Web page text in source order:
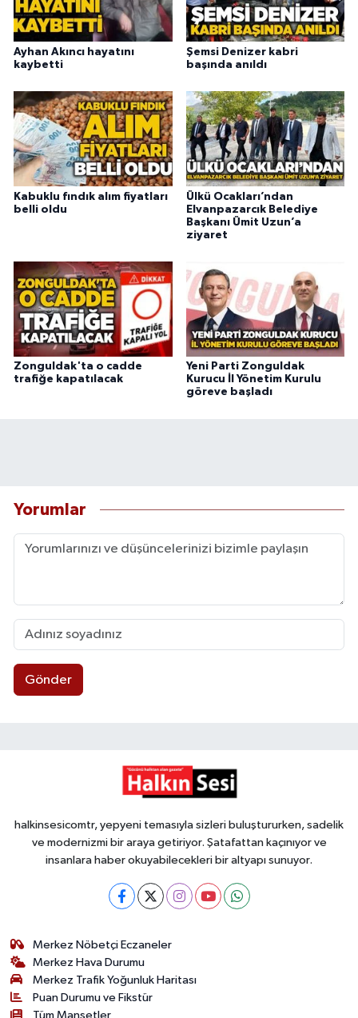
Ayhan Akıncı hayatını
kaybetti
Şemsi Denizer kabri
başında anıldı
Kabuklu fındık alım fiyatları
belli oldu
Ülkü Ocakları’ndan
Elvanpazarcık Belediye
Başkanı Ümit Uzun’a
ziyaret
Zonguldak'ta o cadde
trafiğe kapatılacak
Yeni Parti Zonguldak
Kurucu İl Yönetim Kurulu
göreve başladı
Yorumlar
Gönder
halkinsesicomtr, yepyeni temasıyla sizleri buluştururken, sadelik
ve modernizmi bir araya getiriyor. Şatafattan kaçınıyor ve
insanlara haber okuyabilecekleri bir altyapı sunuyor.
Merkez Nöbetçi Eczaneler
Merkez Hava Durumu
Merkez Trafik Yoğunluk Haritası
Puan Durumu ve Fikstür
Tüm Manşetler